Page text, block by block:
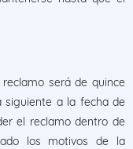
será de quince
siguiente a la fecha de
el reclamo dentro de
los motivos de la